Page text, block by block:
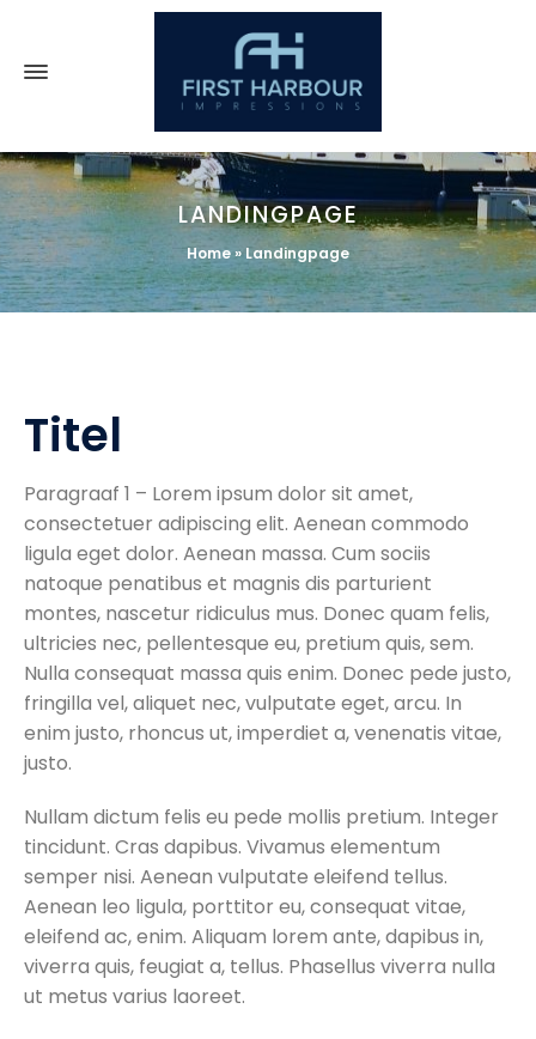
LANDINGPAGE
Home»Landingpage
Titel
Paragraaf 1 – Lorem ipsum dolor sit amet,
consectetuer adipiscing elit. Aenean commodo
ligula eget dolor. Aenean massa. Cum sociis
natoque penatibus et magnis dis parturient
montes, nascetur ridiculus mus. Donec quam felis,
ultricies nec, pellentesque eu, pretium quis, sem.
Nulla consequat massa quis enim. Donec pede justo,
fringilla vel,aliquet nec,vulputate eget,arcu. In
enim justo, rhoncus ut,imperdiet a,venenatis vitae,
justo.
Nullam dictum felis eu pede mollis pretium. Integer
tincidunt. Cras dapibus. Vivamus elementum
semper nisi. Aenean vulputate eleifend tellus.
Aenean leo ligula, porttitor eu,consequat vitae,
eleifend ac,enim. Aliquam lorem ante,dapibus in,
viverra quis, feugiat a, tellus. Phasellus viverra nulla
ut metus varius laoreet.